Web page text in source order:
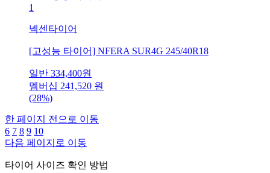
1
넥센타이어
[고성능 타이어] NFERA SUR4G 245/40R18
일반 334,400원
멤버십 241,520 원
(28%)
한 페이지 전으로 이동
6 7 8 9 10
다음 페이지로 이동
타이어 사이즈 확인 방법